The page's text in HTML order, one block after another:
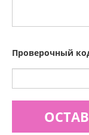
Проверочный